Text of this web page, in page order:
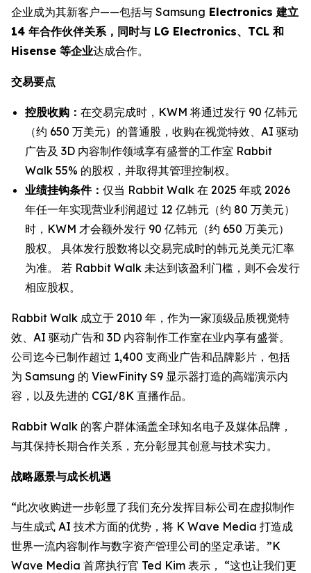
企业成为其新客户——包括与 Samsung Electronics 建立
14 年合作伙伴关系，同时与 LG Electronics、TCL 和
Hisense 等企业达成合作。
交易要点
控股收购： 在交易完成时，KWM 将通过发行 90 亿韩元
（约 650 万美元）的普通股，收购在视觉特效、AI 驱动
广告及 3D 内容制作领域享有盛誉的工作室 Rabbit
Walk 55% 的股权，并取得其管理控制权。
业绩挂钩条件： 仅当 Rabbit Walk 在 2025 年或 2026
年任一年实现营业利润超过 12 亿韩元（约 80 万美元）
时，KWM 才会额外发行 90 亿韩元（约 650 万美元）
股权。 具体发行股数将以交易完成时的韩元兑美元汇率
为准。 若 Rabbit Walk 未达到该盈利门槛，则不会发行
相应股权。
Rabbit Walk 成立于 2010 年，作为一家顶级品质视觉特
效、AI 驱动广告和 3D 内容制作工作室在业内享有盛誉。
公司迄今已制作超过 1,400 支商业广告和品牌影片，包括
为 Samsung 的 ViewFinity S9 显示器打造的高端演示内
容，以及先进的 CGI/8K 直播作品。
Rabbit Walk 的客户群体涵盖全球知名电子及媒体品牌，
与其保持长期合作关系，充分彰显其创意与技术实力。
战略愿景与成长机遇
“此次收购进一步彰显了我们充分发挥目标公司在虚拟制作
与生成式 AI 技术方面的优势，将 K Wave Media 打造成
世界一流内容制作与数字资产管理公司的坚定承诺。”K
Wave Media 首席执行官 Ted Kim 表示， “这也让我们更